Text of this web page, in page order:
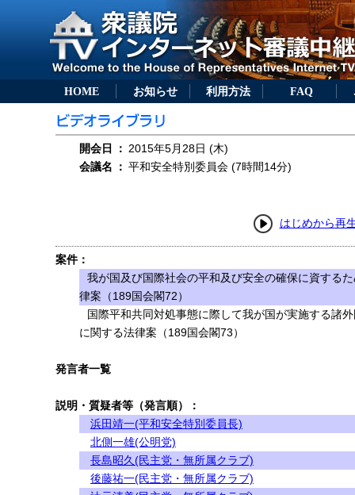
HOME お知らせ 利用方法 FAQ
開会日 ： 2015年5月28日 (木)
会議名
： 平和安全特別委員会 (7時間14分)
はじめから再
案件：
我が国及び国際社会の平和及び安全の確保に資する
律案（189国会閣72）
国際平和共同対処事態に際して我が国が実施する諸
に関する法律案（189国会閣73）
発言者一覧
説明・質疑者等（発言順）：
浜田靖一(平和安全特別委員長)
北側一雄(公明党)
長島昭久(民主党・無所属クラブ)
後藤祐一(民主党・無所属クラブ)